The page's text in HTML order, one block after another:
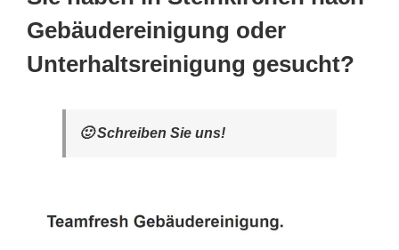
Gebäudereinigung oder
Unterhaltsreinigung gesucht?
🙂 Schreiben Sie uns!